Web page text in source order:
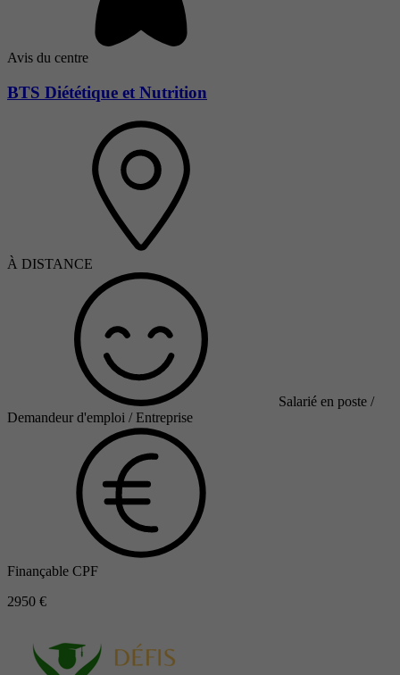
Avis du centre
BTS Diététique et Nutrition
À DISTANCE
Salarié en poste /
Demandeur d'emploi / Entreprise
Finançable CPF
2950 €